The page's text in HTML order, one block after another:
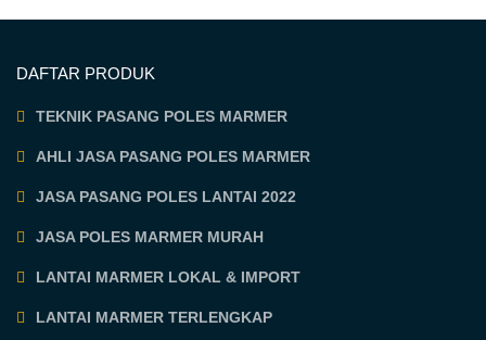
DAFTAR PRODUK
TEKNIK PASANG POLES MARMER
AHLI JASA PASANG POLES MARMER
JASA PASANG POLES LANTAI 2022
JASA POLES MARMER MURAH
LANTAI MARMER LOKAL & IMPORT
LANTAI MARMER TERLENGKAP